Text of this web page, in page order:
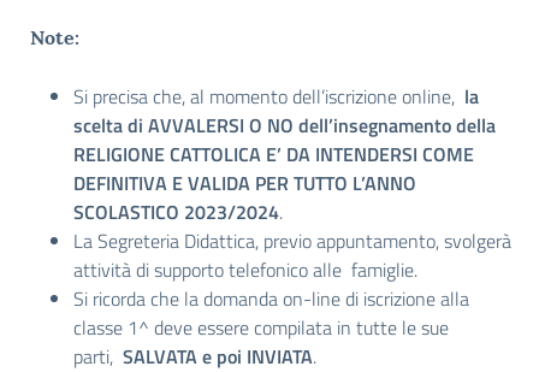
Note:
Si precisa che, al momento dell’iscrizione online, la
scelta di AVVALERSI O NO dell’insegnamento della
RELIGIONE CATTOLICA E’ DA INTENDERSI COME
DEFINITIVA E VALIDA PER TUTTO L’ANNO
SCOLASTICO 2023/2024.
La Segreteria Didattica, previo appuntamento, svolgerà
attività di supporto telefonico alle famiglie.
Si ricorda che la domanda on-line di iscrizione alla
classe 1^ deve essere compilata in tutte le sue
parti, SALVATA e poi INVIATA.